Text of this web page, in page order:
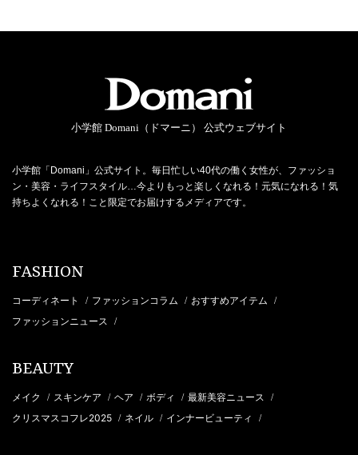
小学館 Domani（ドマーニ） 公式ウェブサイト
小学館「Domani」公式サイト。毎日忙しい40代の働く女性が、ファッショ
ン・美容・ライフスタイル…今よりもっと楽しくなれる！元気になれる！気
持ちよくなれる！こと限定でお届けするメディアです。
FASHION
コーディネート / ファッションコラム / おすすめアイテム /
ファッションニュース /
BEAUTY
メイク / スキンケア / ヘア / ボディ / 最新美容ニュース /
クリスマスコフレ2025 / ネイル / インナービューティ /